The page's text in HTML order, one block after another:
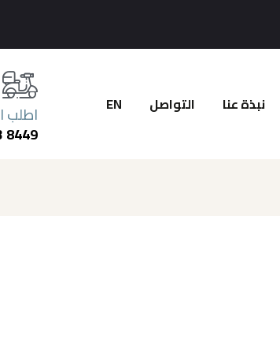
نبذة عنا التواصل EN اطلب
8449